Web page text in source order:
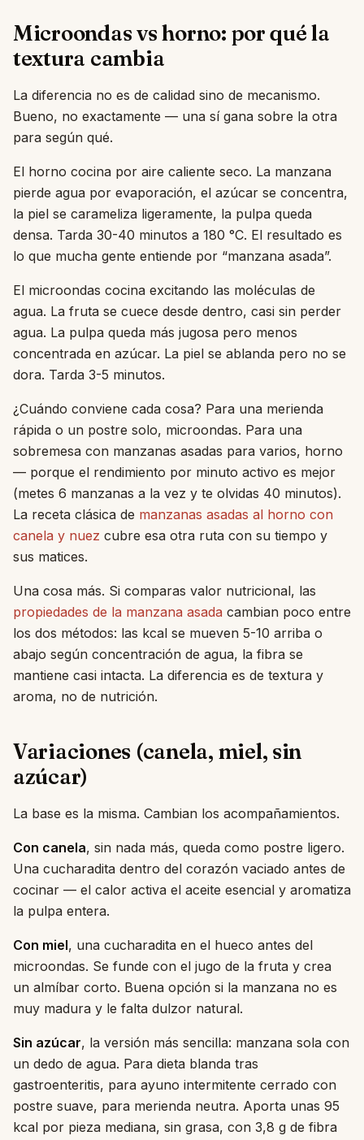
Microondas vs horno: por qué la
textura cambia
La diferencia no es de calidad sino de mecanismo.
Bueno, no exactamente — una sí gana sobre la otra
para según qué.
El horno cocina por aire caliente seco. La manzana
pierde agua por evaporación, el azúcar se concentra,
la piel se carameliza ligeramente, la pulpa queda
densa. Tarda 30-40 minutos a 180 °C. El resultado es
lo que mucha gente entiende por “manzana asada”.
El microondas cocina excitando las moléculas de
agua. La fruta se cuece desde dentro, casi sin perder
agua. La pulpa queda más jugosa pero menos
concentrada en azúcar. La piel se ablanda pero no se
dora. Tarda 3-5 minutos.
¿Cuándo conviene cada cosa? Para una merienda
rápida o un postre solo, microondas. Para una
sobremesa con manzanas asadas para varios, horno
— porque el rendimiento por minuto activo es mejor
(metes 6 manzanas a la vez y te olvidas 40 minutos).
La receta clásica de manzanas asadas al horno con
canela y nuez cubre esa otra ruta con su tiempo y
sus matices.
Una cosa más. Si comparas valor nutricional, las
propiedades de la manzana asada cambian poco entre
los dos métodos: las kcal se mueven 5-10 arriba o
abajo según concentración de agua, la fibra se
mantiene casi intacta. La diferencia es de textura y
aroma, no de nutrición.
Variaciones (canela, miel, sin
azúcar)
La base es la misma. Cambian los acompañamientos.
Con canela, sin nada más, queda como postre ligero.
Una cucharadita dentro del corazón vaciado antes de
cocinar — el calor activa el aceite esencial y aromatiza
la pulpa entera.
Con miel, una cucharadita en el hueco antes del
microondas. Se funde con el jugo de la fruta y crea
un almíbar corto. Buena opción si la manzana no es
muy madura y le falta dulzor natural.
Sin azúcar, la versión más sencilla: manzana sola con
un dedo de agua. Para dieta blanda tras
gastroenteritis, para ayuno intermitente cerrado con
postre suave, para merienda neutra. Aporta unas 95
kcal por pieza mediana, sin grasa, con 3,8 g de fibra